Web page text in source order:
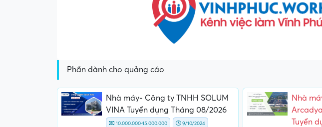
Phần dành cho quảng cáo
Nhà máy- Công ty TNHH SOLUM
VINA Tuyển dụng Tháng 08/2026
10.000.000-15.000.000 9/10/2024
Nhà
Tuyển